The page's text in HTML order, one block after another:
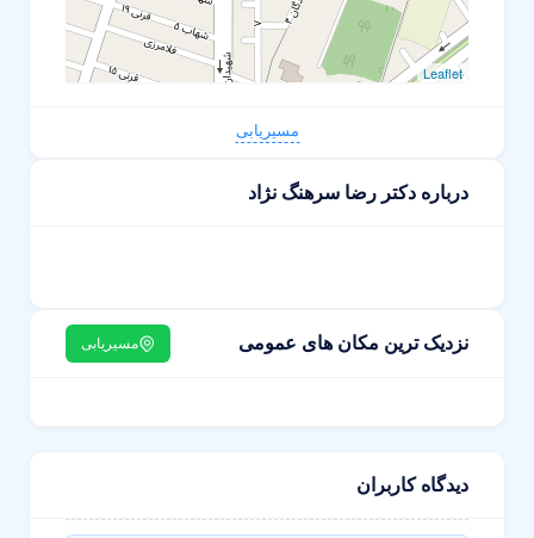
Leaflet
مسیریابی
درباره دکتر رضا سرهنگ نژاد
نزدیک ترین مکان های عمومی مسیریابی
دیدگاه کاربران